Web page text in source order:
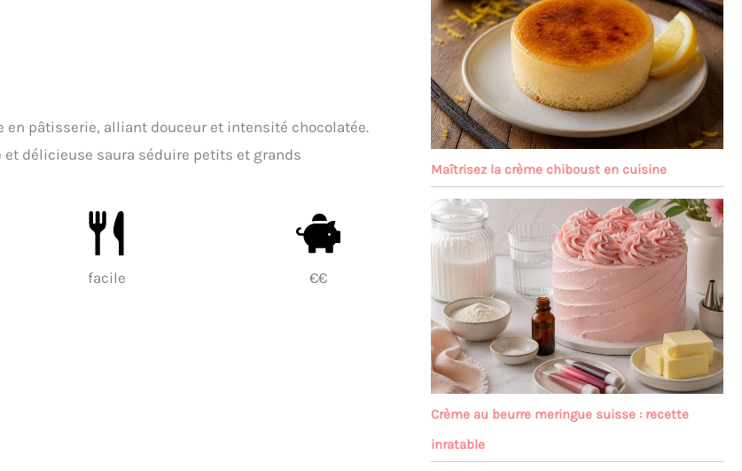
pâtisserie, alliant douceur et intensité chocolatée.
délicieuse saura séduire petits et grands
facile €€
Maîtrisez la crème chiboust en cuisine
Crème au beurre meringue suisse : recette
inratable